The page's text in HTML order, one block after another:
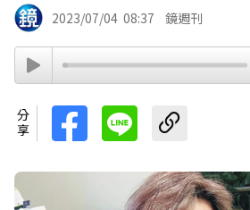
2023/07/04 08:37 鏡週刊
分享